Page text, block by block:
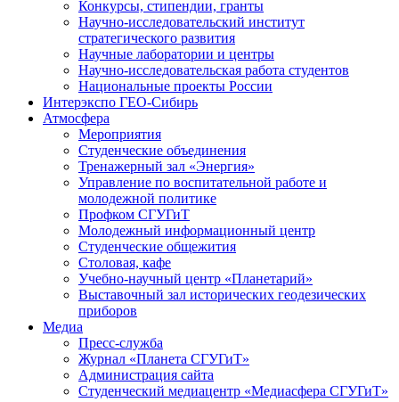
Конкурсы, стипендии, гранты
Научно-исследовательский институт
стратегического развития
Научные лаборатории и центры
Научно-исследовательская работа студентов
Национальные проекты России
Интерэкспо ГЕО-Сибирь
Атмосфера
Мероприятия
Студенческие объединения
Тренажерный зал «Энергия»
Управление по воспитательной работе и
молодежной политике
Профком СГУГиТ
Молодежный информационный центр
Студенческие общежития
Столовая, кафе
Учебно-научный центр «Планетарий»
Выставочный зал исторических геодезических
приборов
Медиа
Пресс-служба
Журнал «Планета СГУГиТ»
Администрация сайта
Студенческий медиацентр «Медиасфера СГУГиТ»